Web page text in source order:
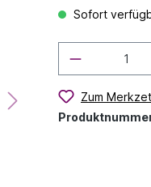
Sofort
Zum